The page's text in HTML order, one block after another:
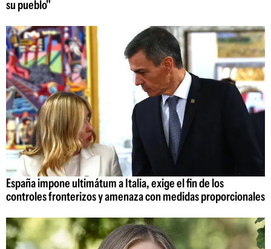
su pueblo"
España impone ultimátum a Italia, exige el fin de los
controles fronterizos y amenaza con medidas proporcionales